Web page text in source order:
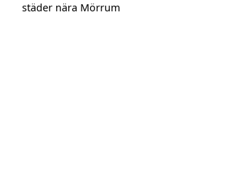
städer nära Mörrum